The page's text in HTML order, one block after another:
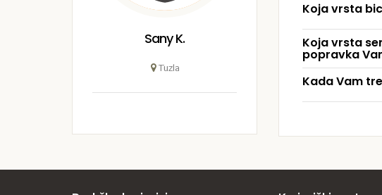
Koja vrsta
Koja vrsta
popravka
Kada Vam
Sany K.
Tuzla